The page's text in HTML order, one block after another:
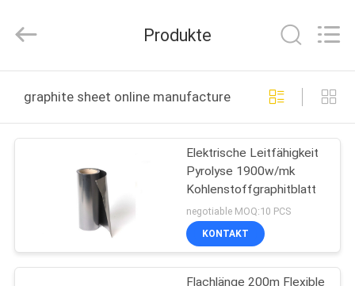
PRODUKTE
FABRIK-
Reserved.
Developed
Produkte
graphite sheet online manufacture
Elektrische Leitfähigkeit
Pyrolyse 1900w/mk
Kohlenstoffgraphitblatt
negotiable MOQ:10 PCS
KONTAKT
Flachlänge 200m Flexible